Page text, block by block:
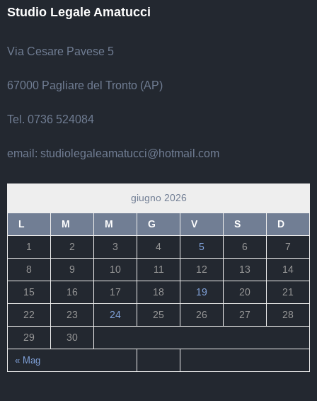
Studio Legale Amatucci
Via Cesare Pavese 5
67000 Pagliare del Tronto (AP)
Tel. 0736 524084
email: studiolegaleamatucci@hotmail.com
giugno 2026
L M M G V S D
« Mag
1 2 3 4 5 6
7
8
9 10 11 12 13
14
15
16 17 18 19 20
21
22
23 24 25 26 27
28
29
30